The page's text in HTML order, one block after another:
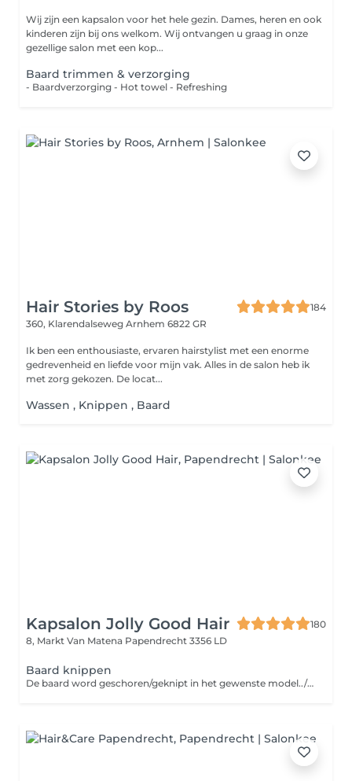
Wij zijn een kapsalon voor het hele gezin. Dames, heren en ook
kinderen zijn bij ons welkom. Wij ontvangen u graag in onze
gezellige salon met een kop...
Baard trimmen & verzorging
- Baardverzorging - Hot towel - Refreshing
Hair Stories by Roos
184
360, Klarendalseweg Arnhem 6822 GR
Ik ben een enthousiaste, ervaren hairstylist met een enorme
gedrevenheid en liefde voor mijn vak. Alles in de salon heb ik
met zorg gekozen. De locat...
Wassen , Knippen , Baard
Kapsalon Jolly Good Hair
180
8, Markt Van Matena Papendrecht 3356 LD
Baard knippen
De baard word geschoren/geknipt in het gewenste model../ wordt geen mes/ scheerschuim gebruikt i v m hygiene